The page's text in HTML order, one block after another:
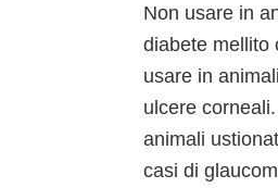
Non usare in
diabete mellito
usare in
ulcere
animali
casi di